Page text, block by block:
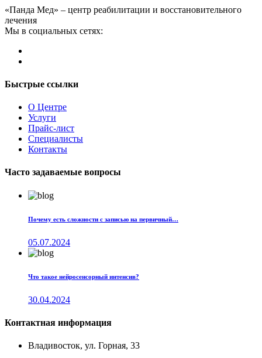
«Панда Мед» – центр реабилитации и восстановительного
лечения
Мы в социальных сетях:
Быстрые ссылки
О Центре
Услуги
Прайс-лист
Специалисты
Контакты
Часто задаваемые вопросы
Почему есть сложности с записью на первичный…
05.07.2024
Что такое нейросенсорный интенсив?
30.04.2024
Контактная информация
Владивосток, ул. Горная, 33